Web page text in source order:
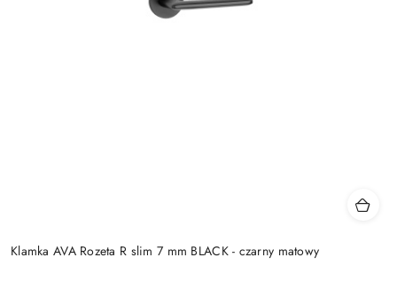
Klamka AVA Rozeta R slim 7 mm BLACK - czarny matowy